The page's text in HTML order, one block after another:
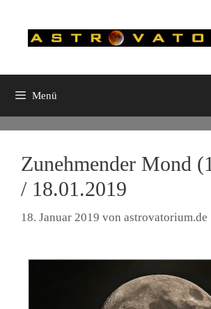
springen
Menü
Zunehmender Mond
/ 18.01.2019
18. Januar 2019 von astrovatorium.de